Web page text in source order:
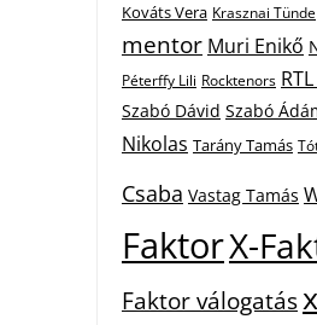
Kováts Vera Krasznai Tünde
mentor Muri Enikő
Péterffy Lili Rocktenors
Szabó Dávid Szabó
Nikolas Tarány Tamás
Csaba Vastag Tamás
FaktorX-
Faktor válogatás